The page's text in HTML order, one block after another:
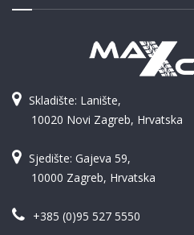
Skladište: Lanište,
10020 Novi Zagreb, Hrvatska
Sjedište: Gajeva 59,
10000 Zagreb, Hrvatska
+385 (0)95 527 5550